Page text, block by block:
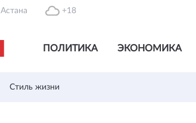
Астана +18
ПОЛИТИКА ЭКОНОМИКА
Стиль жизни